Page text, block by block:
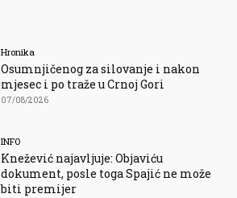
Hronika
Osumnjičenog za silovanje i nakon
mjesec i po traže u Crnoj Gori
07/08/2026
INFO
Knežević najavljuje: Objaviću
dokument, posle toga Spajić ne može
biti premijer